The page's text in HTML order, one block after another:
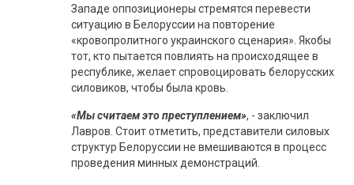
Западе оппозиционеры стремятся перевести
ситуацию в Белоруссии на повторение
«кровопролитного украинского сценария». Якобы
тот, кто пытается повлиять на происходящее в
республике, желает спровоцировать белорусских
силовиков, чтобы была кровь.
«Мы считаем это преступлением», - заключил
Лавров. Стоит отметить, представители силовых
структур Белоруссии не вмешиваются в процесс
проведения минных демонстраций.